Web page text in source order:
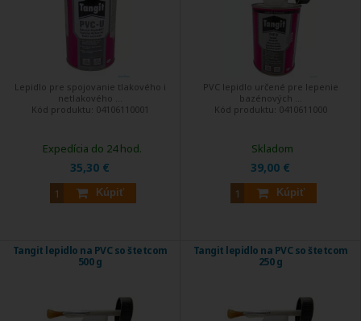
Lepidlo pre spojovanie tlakového i
netlakového ...
Kód produktu: 04106110001
35,30 €
Kúpiť
Expedícia do 24 hod.
PVC lepidlo určené pre lepenie
bazénových ...
Kód produktu: 0410611000
39,00 €
Kúpiť
Skladom
Tangit lepidlo na PVC so štetcom
500 g
Tangit lepidlo na PVC so štetcom
250 g